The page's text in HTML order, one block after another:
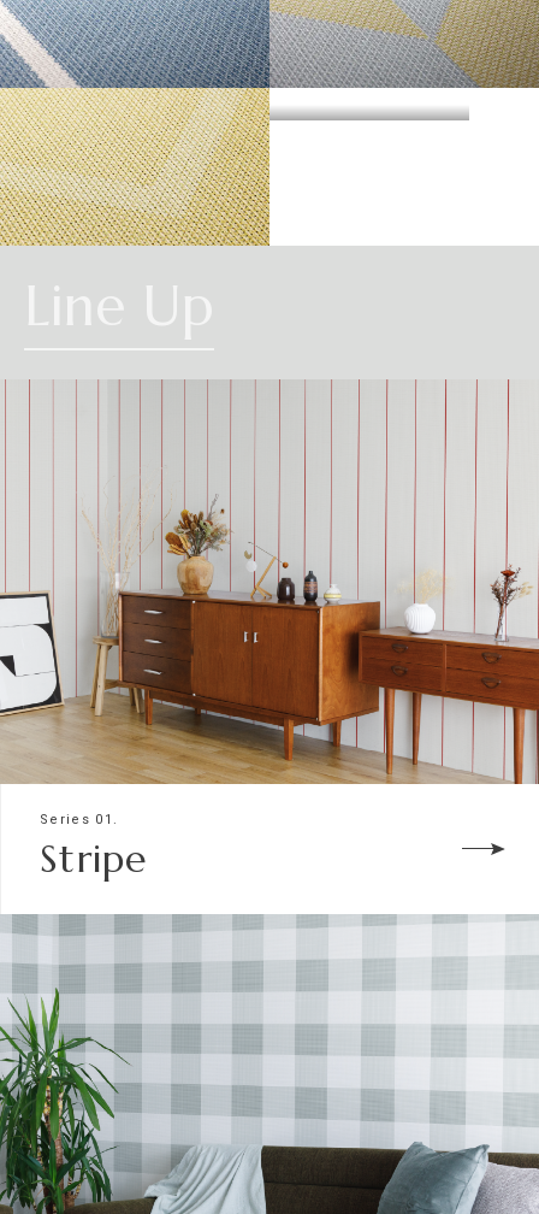
合があります。あらかじめ商品特性や現場の環境などをご確認の上、商品選
択をお願いします．
※②告示第1400号の厚さが12mm以上の石膏ボード
※③告示第1401号の厚さが9mm以上の石膏ボード
HICKORY
Line Up
Series 01.
Stripe